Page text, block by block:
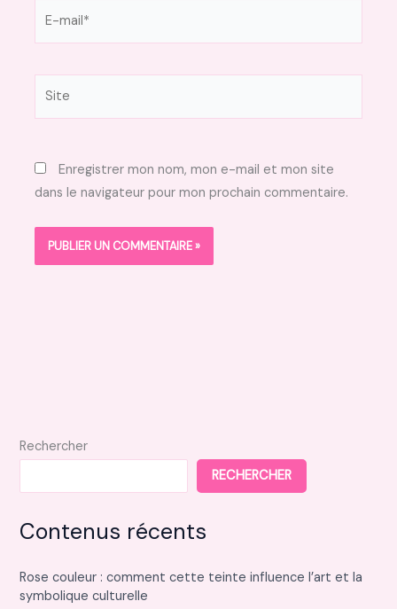
Enregistrer mon nom, mon e-mail et mon site
dans le navigateur pour mon prochain commentaire.
Rechercher
RECHERCHER
Contenus récents
Rose couleur : comment cette teinte influence l’art et la
symbolique culturelle